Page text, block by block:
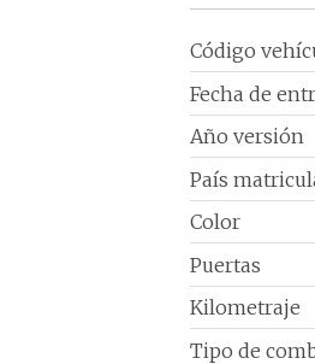
Código
Fecha de
Año versión
País
Color
Puertas
Kilometraje
Tipo de